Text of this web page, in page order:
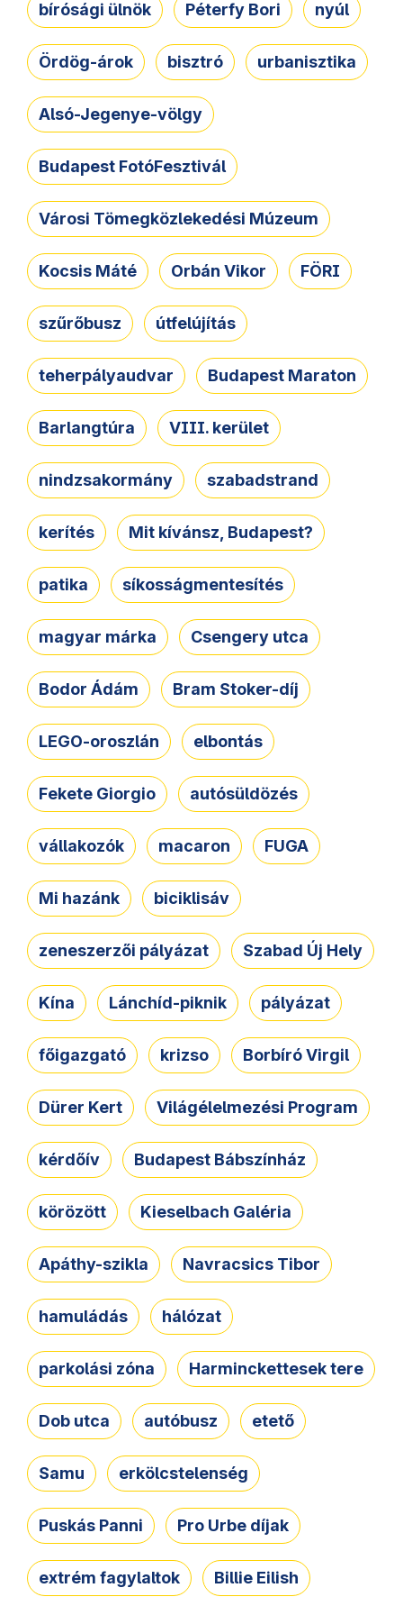
bírósági ülnök Péterfy Bori nyúl
Ördög-árok bisztró urbanisztika
Alsó-Jegenye-völgy
Budapest FotóFesztivál
Városi Tömegközlekedési Múzeum
Kocsis Máté Orbán Vikor FÖRI
szűrőbusz útfelújítás
teherpályaudvar Budapest Maraton
Barlangtúra VIII. kerület
nindzsakormány szabadstrand
kerítés Mit kívánsz, Budapest?
patika síkosságmentesítés
magyar márka Csengery utca
Bodor Ádám Bram Stoker-díj
LEGO-oroszlán elbontás
Fekete Giorgio autósüldözés
vállakozók macaron FUGA
Mi hazánk biciklisáv
zeneszerzői pályázat Szabad Új Hely
Kína Lánchíd-piknik pályázat
főigazgató krizso Borbíró Virgil
Dürer Kert Világélelmezési Program
kérdőív Budapest Bábszínház
körözött Kieselbach Galéria
Apáthy-szikla Navracsics Tibor
hamuládás hálózat
parkolási zóna Harminckettesek tere
Dob utca autóbusz etető
Samu erkölcstelenség
Puskás Panni Pro Urbe díjak
extrém fagylaltok Billie Eilish